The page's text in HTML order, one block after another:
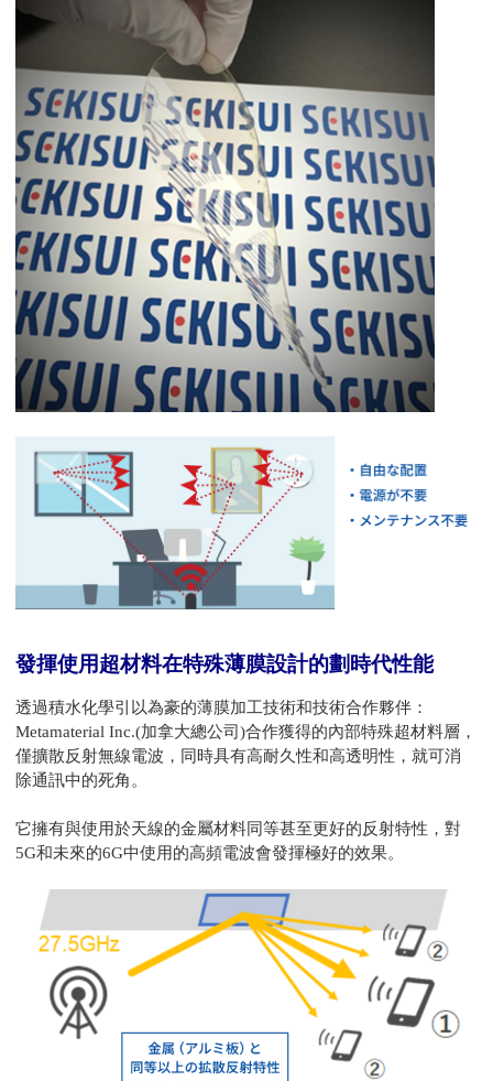
發揮使用超材料在特殊薄膜設計的劃時代性能
透過積水化學引以為豪的薄膜加工技術和技術合作夥伴：
Metamaterial Inc.(加拿大總公司)合作獲得的內部特殊超材料層，
僅擴散反射無線電波，同時具有高耐久性和高透明性，就可消
除通訊中的死角。
它擁有與使用於天線的金屬材料同等甚至更好的反射特性，對
5G和未來的6G中使用的高頻電波會發揮極好的效果。